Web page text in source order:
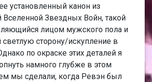
установленный канон из
Звездных Войн, такой
лицом мужского пола и
сторону/искупление в
по окраске этих деталей я
намного глубже в этом
мы сделали, когда Ревэн был